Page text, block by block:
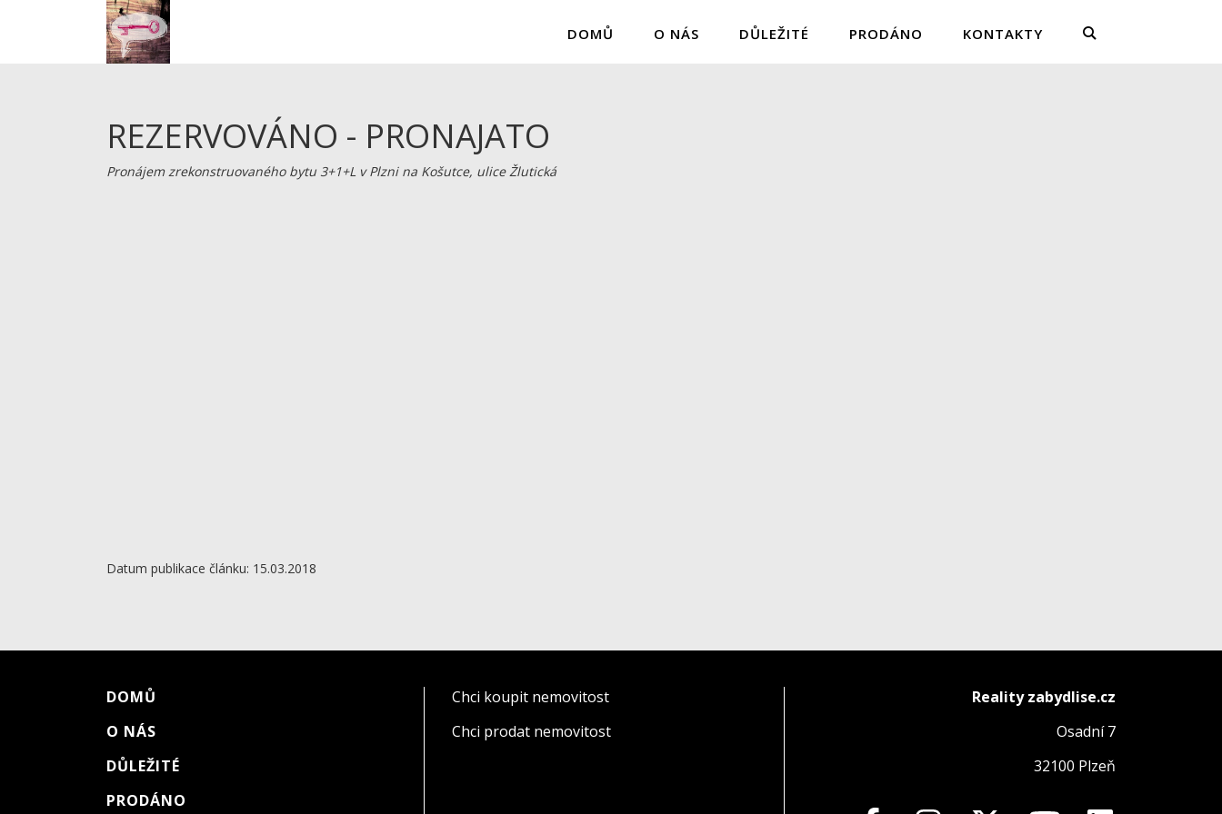
DOMŮ O NÁS DŮLEŽITÉ PRODÁNO KONTAKTY
REZERVOVÁNO - PRONAJATO
Pronájem zrekonstruovaného bytu 3+1+L v Plzni na Košutce, ulice Žlutická
Datum publikace článku: 15.03.2018
DOMŮ
O NÁS
DŮLEŽITÉ
PRODÁNO
Chci koupit nemovitost
Chci prodat nemovitost
Reality zabydlise.cz
Osadní 7
32100 Plzeň